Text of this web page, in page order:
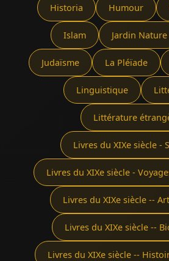
Historia Humour
Islam Jardin Nature
Judaïsme La Pléïade
Linguistique
Littérature
Livres du XIXe siècle -
Livres du XIXe siècle -
Livres du XIXe siècle --
Livres du XIXe siècle --
Livres du XIXe siècle --